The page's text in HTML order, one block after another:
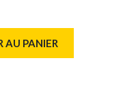
AU PANIER